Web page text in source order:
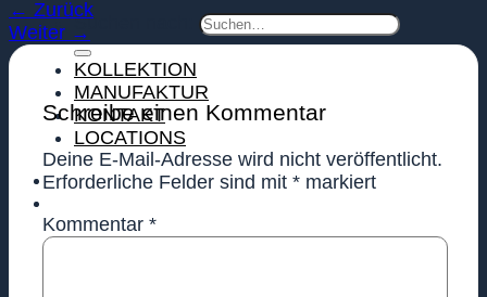
Suchen nach:
KOLLEKTION
MANUFAKTUR
KONTAKT
LOCATIONS
← Zurück
Weiter →
Schreibe einen Kommentar
Deine E-Mail-Adresse wird nicht veröffentlicht.
Erforderliche Felder sind mit * markiert
Kommentar *